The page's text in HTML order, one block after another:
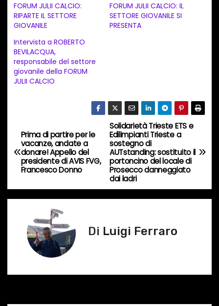
a
m
e
n
t
o
o
r
s
…
FORUM JULII CALCIO:
RIPARTE IL SETTORE
GIOVANILE
FORUM JULII CALCIO: IL
SETTORE GIOVANILE SI
PRESENTA
Intervista a ROBERTO
BEVILACQUA,
responsabile del settore
giovanile della FORUM
JULII CALCIO
N
a
v
i
i
Solidarietà Trieste ETS e
Edilimpianti Trieste a
sostegno di
AUTstanding: sostituito il
portoncino del locale di
Prosecco danneggiato
dai ladri
Prima di partire per le
vacanze, andate a
donare! Appello del
presidente di AVIS FVG,
Francesco Donno
Di Luigi Ferraro